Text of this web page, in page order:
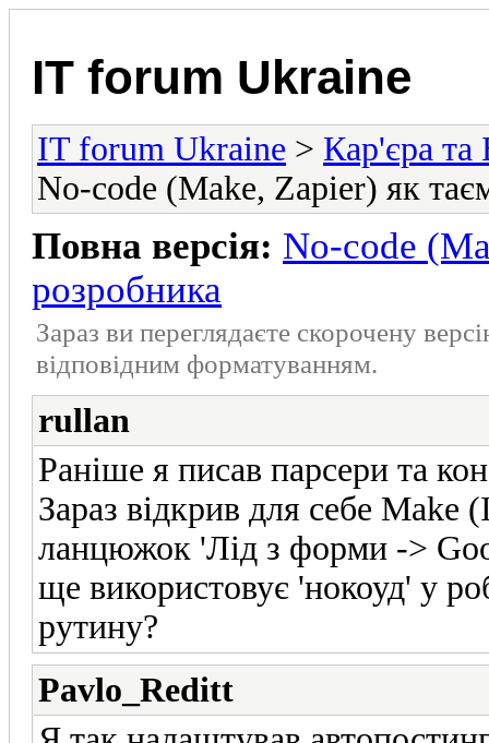
IT forum Ukraine
IT forum Ukraine > Кар'єра та
No-code (Make, Zapier) як
Повна версія: No-code
розробника
Зараз ви переглядаєте скорочену
відповідним форматуванням.
rullan
Раніше я писав парсери та
Зараз відкрив для себе
ланцюжок 'Лід з форми ->
ще використовує 'нокоуд' у
рутину?
Pavlo_Reditt